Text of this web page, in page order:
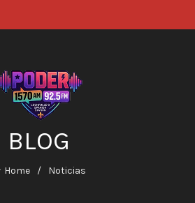
BLOG
Home Noticias